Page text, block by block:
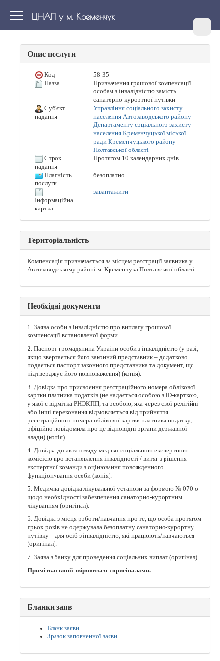
ЦНАП у м. Кременчук
Опис послуги
Код
58-35
Назва
Призначення грошової компенсації
особам з інвалідністю замість
санаторно-курортної путівки
Суб'єкт
надання
Управління соціального захисту
населення Автозаводського району
Департаменту соціального захисту
населення Кременчуцької міської
ради Кременчуцького району
Полтавської області
Строк
надання
Протягом 10 календарних днів
Платність
послуги
безоплатно
Інформаційна
картка
завантажити
Територіальність
Компенсація призначається за місцем реєстрації заявника у
Автозаводському районі м. Кременчука Полтавської області
Необхідні документи
1. Заява особи з інвалідністю про виплату грошової
компенсації встановленої форми.
2. Паспорт громадянина України особи з інвалідністю (у разі,
якщо звертається його законний представник – додатково
подається паспорт законного представника та документ, що
підтверджує його повноваження) (копія).
3. Довідка про присвоєння реєстраційного номера облікової
картки платника податків (не надається особою з ID-карткою,
у якої є відмітка РНОКПП, та особою, яка через свої релігійні
або інші переконання відмовляється від прийняття
реєстраційного номера облікової картки платника податку,
офіційно повідомила про це відповідні органи державної
влади) (копія).
4. Довідка до акта огляду медико-соціальною експертною
комісією про встановлення інвалідності / витяг з рішення
експертної команди з оцінювання повсякденного
функціонування особи (копія).
5. Медична довідка лікувальної установи за формою № 070-о
щодо необхідності забезпечення санаторно-курортним
лікуванням (оригінал).
6. Довідка з місця роботи/навчання про те, що особа протягом
трьох років не одержувала безоплатну санаторно-курортну
путівку – для осіб з інвалідністю, які працюють/навчаються
(оригінал).
7. Заява з банку для проведення соціальних виплат (оригінал).
Примітка: копії звіряються з оригіналами.
Бланки заяв
Бланк заяви
Зразок заповненної заяви